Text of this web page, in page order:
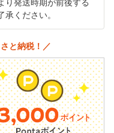
り発送時期が前後する
ください。
と納税！／